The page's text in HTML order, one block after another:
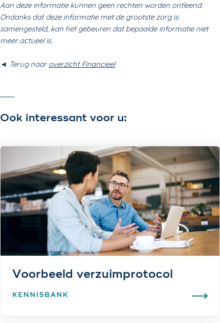
Aan deze informatie kunnen geen rechten worden ontleend.
Ondanks dat deze informatie met de grootste zorg is
samengesteld, kan het gebeuren dat bepaalde informatie niet
meer actueel is.
◄ Terug naaroverzicht Financieel
Ook interessant voor u:
Voorbeeld verzuimprotocol
KENNISBANK